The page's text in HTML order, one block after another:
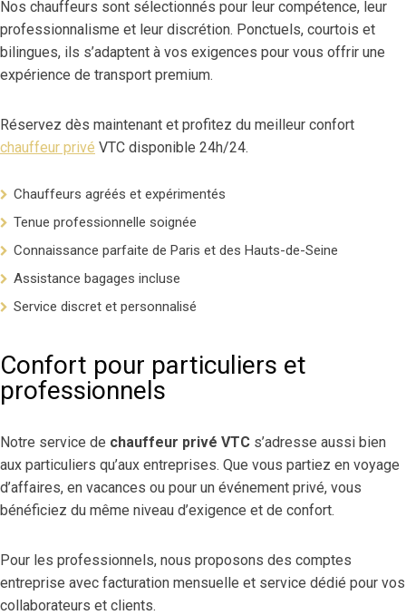
Nos chauffeurs sont sélectionnés pour leur compétence, leur
professionnalisme et leur discrétion. Ponctuels, courtois et
bilingues, ils s’adaptent à vos exigences pour vous offrir une
expérience de transport premium.
Réservez dès maintenant et profitez du meilleur confort
chauffeur privé VTC disponible 24h/24.
Chauffeurs agréés et expérimentés
Tenue professionnelle soignée
Connaissance parfaite de Paris et des Hauts-de-Seine
Assistance bagages incluse
Service discret et personnalisé
Confort pour particuliers et
professionnels
Notre service de chauffeur privé VTC s’adresse aussi bien
aux particuliers qu’aux entreprises. Que vous partiez en voyage
d’affaires, en vacances ou pour un événement privé, vous
bénéficiez du même niveau d’exigence et de confort.
Pour les professionnels, nous proposons des comptes
entreprise avec facturation mensuelle et service dédié pour vos
collaborateurs et clients.